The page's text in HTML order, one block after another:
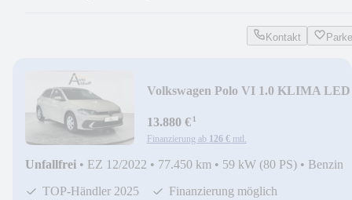
Kontakt
Volkswagen Polo VI 1.0 KLIMA LED
13.880 €¹
Finanzierung ab 126 € mtl.
Unfallfrei • EZ 12/2022 • 77.450 km • 59 kW (80 PS) • Benzin
TOP-Händler 2025
Finanzierung möglich